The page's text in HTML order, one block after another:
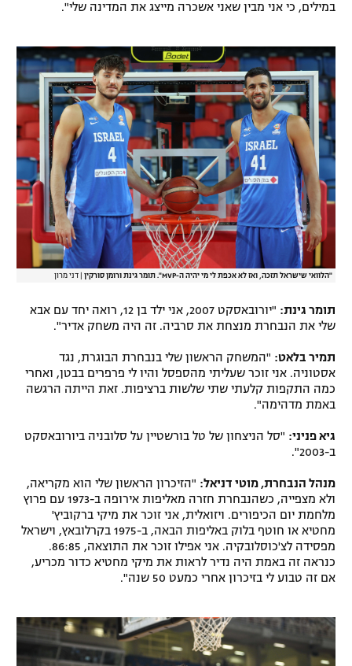
לוח דרושים – ג'ובנט
תגיות
המגזין
במילים, כי אני מבין שאני אשכרה מייצג את המדינה שלי".
"הלוואי שישראל תזכה, ואז לא אכפת לי מי יהיה ה-MVP". תומר גינת ורומן סורקין דני מרון
תומר גינת:
"יורובאסקט 2007, אני ילד בן 12, רואה יחד עם אבא
שלי את הנבחרת מנצחת את סרביה. זה היה משחק אדיר".
תמיר בלאט: "המשחק הראשון שלי בנבחרת הבוגרת, נגד
אסטוניה. אני זוכר שעליתי מהספסל והיו לי פרפרים בבטן, ואחרי
כמה התקפות קלעתי שתי שלשות ברציפות. זאת הייתה הרגשה
באמת מדהימה".
גיא פניני: "סל הניצחון של טל בורשטיין על סלובניה ביורובאסקט
ב-2003".
מנהל הנבחרת, מוטי דניאל: "הזיכרון הראשון שלי הוא מקריאה,
ולא מצפייה, כשהנבחרת חזרה מאליפות אירופה ב-1973 עם פרוץ
מלחמת יום הכיפורים. ויזואלית, אני זוכר את מיקי ברקוביץ'
מחטיא או חוטף בלוק באליפות הבאה, ב-1975 בקרלובאץ, וישראל
מפסידה לצ'כוסלובקיה. אני אפילו זוכר את התוצאה, 86:85.
כנראה זה באמת היה נדיר לראות את מיקי מחטיא כדור מכריע,
אם זה טבוע לי בזיכרון אחרי כמעט 50 שנה".